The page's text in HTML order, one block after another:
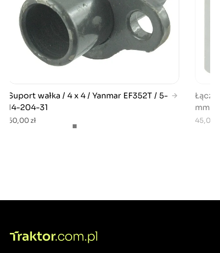
Suport wałka / 4 x 4 / Yanmar EF352T / 5-
14-204-31
60,00 zł
mm /
45,00